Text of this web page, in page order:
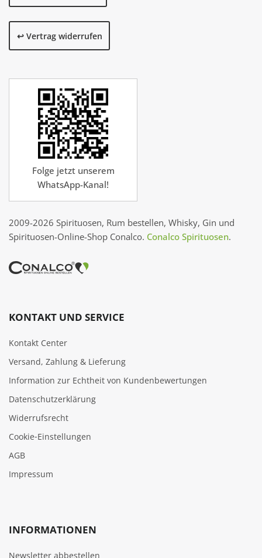
↩️ Vertrag widerrufen
Folge jetzt unserem
WhatsApp-Kanal!
2009-2026 Spirituosen, Rum bestellen, Whisky, Gin und
Spirituosen-Online-Shop Conalco. Conalco Spirituosen.
KONTAKT UND SERVICE
Kontakt Center
Versand, Zahlung & Lieferung
Information zur Echtheit von Kundenbewertungen
Datenschutzerklärung
Widerrufsrecht
Cookie‑Einstellungen
AGB
Impressum
INFORMATIONEN
Newsletter abbestellen